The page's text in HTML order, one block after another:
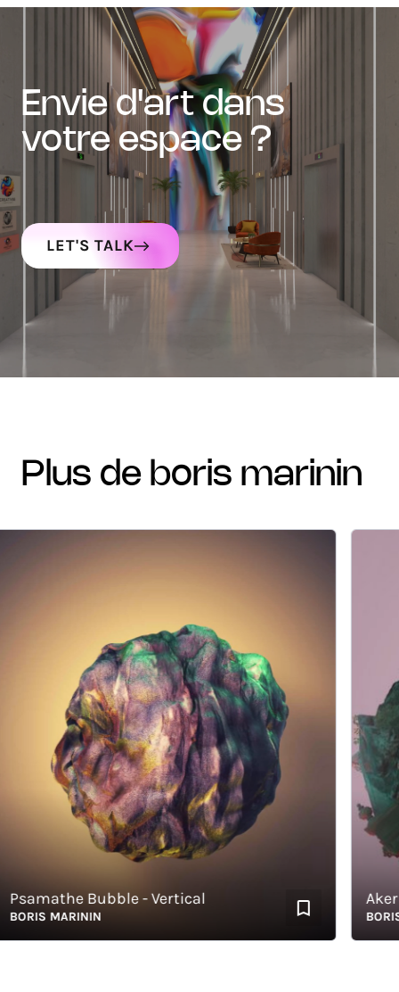
envie d'art dans
votre espace ?
LET'S TALK
plus de boris marinin
Bubble - Vertical
MARININ
Aker
BORIS